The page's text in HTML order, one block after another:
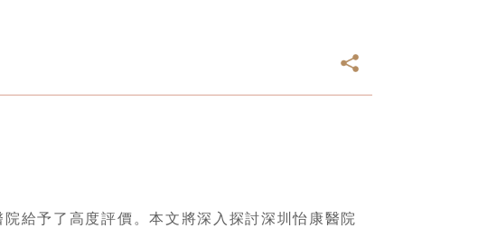
給予了高度評價。本文將深入探討深圳怡康醫院